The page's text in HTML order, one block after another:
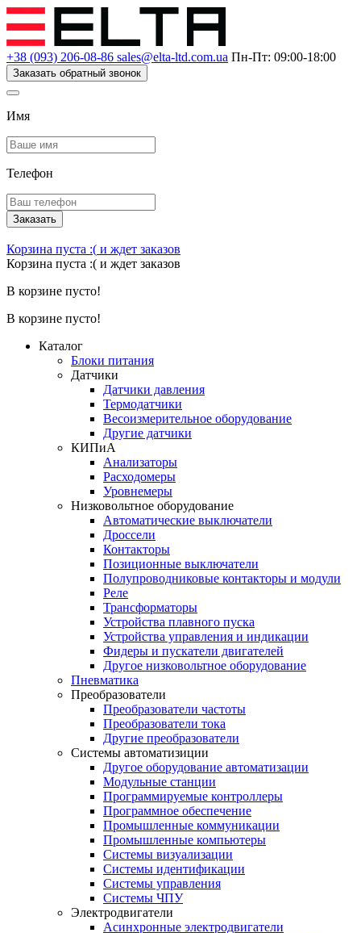
+38 (093) 206-08-86 sales@elta-ltd.com.ua Пн-Пт: 09:00-18:00
Заказать обратный звонок
Имя
Телефон
Заказать
Корзина пуста :( и ждет заказов
Корзина пуста :( и ждет заказов
В корзине пусто!
В корзине пусто!
Каталог
Блоки питания
Датчики
Датчики давления
Термодатчики
Весоизмерительное оборудование
Другие датчики
КИПиА
Анализаторы
Расходомеры
Уровнемеры
Низковольтное оборудование
Автоматические выключатели
Дроссели
Контакторы
Позиционные выключатели
Полупроводниковые контакторы и модули
Реле
Трансформаторы
Устройства плавного пуска
Устройства управления и индикации
Фидеры и пускатели двигателей
Другое низковольтное оборудование
Пневматика
Преобразователи
Преобразователи частоты
Преобразователи тока
Другие преобразователи
Системы автоматизиции
Другое оборудование автоматизации
Модульные станции
Программируемые контроллеры
Программное обеспечение
Промышленные коммуникации
Промышленные компьютеры
Системы визуализации
Системы идентификации
Системы управления
Системы ЧПУ
Электродвигатели
Асинхронные электродвигатели